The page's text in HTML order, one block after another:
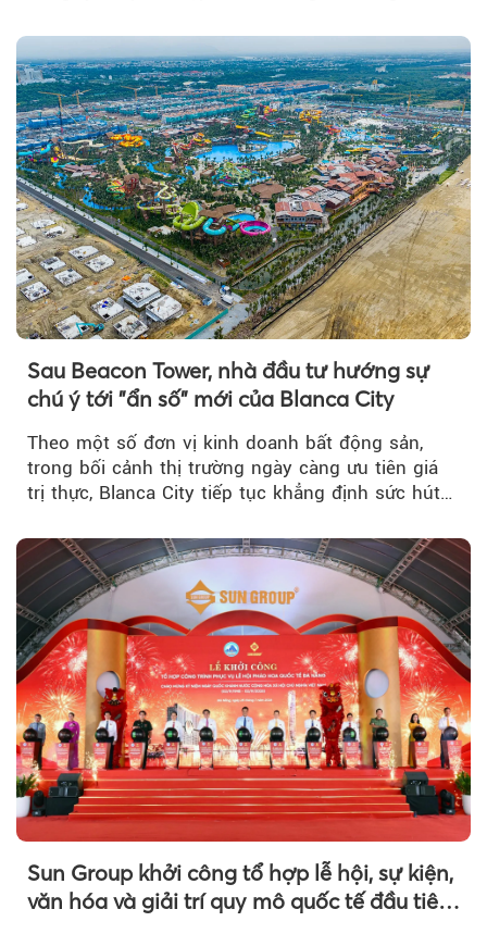
Sau Beacon Tower, nhà đầu tư hướng sự
chú ý tới "ẩn số" mới của Blanca City
Theo một số đơn vị kinh doanh bất động sản,
trong bối cảnh thị trường ngày càng ưu tiên giá
trị thực, Blanca City tiếp tục khẳng định sức hút
Sun Group khởi công tổ hợp lễ hội, sự kiện,
văn hóa và giải trí quy mô quốc tế đầu tiên